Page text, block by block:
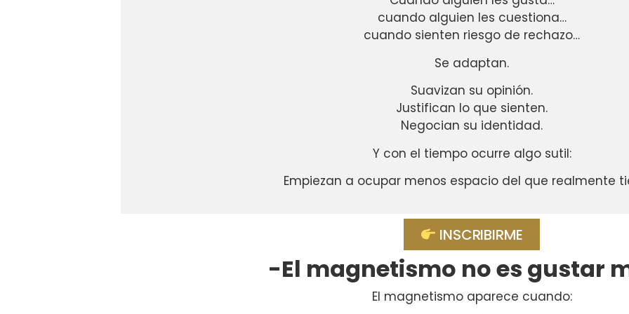
cuando alguien les cuestiona…
cuando sienten riesgo de rechazo…
Se adaptan.
Suavizan su opinión.
Justifican lo que sienten.
Negocian su identidad.
Y con el tiempo ocurre algo sutil:
Empiezan a ocupar menos espacio del que realmente
INSCRIBIRME
-El magnetismo no es gustar
El magnetismo aparece cuando: